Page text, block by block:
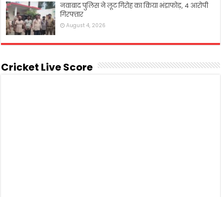
नवाबाद पुलिस ने लूट गिरोह का किया भंडाफोड़, 4 आरोपी
गिरफ्तार
August 4, 2026
Cricket Live Score